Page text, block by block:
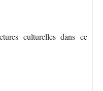
culturelles dans ce